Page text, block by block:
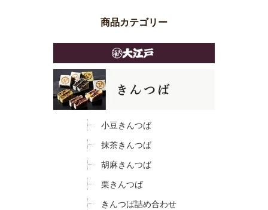
商品カテゴリー
小豆きんつば
抹茶きんつば
胡麻きんつば
栗きんつば
きんつば詰め合わせ